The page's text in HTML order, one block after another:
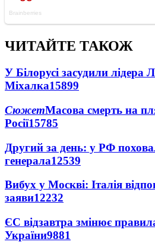
ЧИТАЙТЕ ТАКОЖ
У Білорусі засудили лідера
Міхалка15899
СюжетМасова смерть на
Росії15785
Другий за день: у РФ
генерала12539
Вибух у Москві: Італія
заяви12232
ЄС відзавтра змінює
України9881